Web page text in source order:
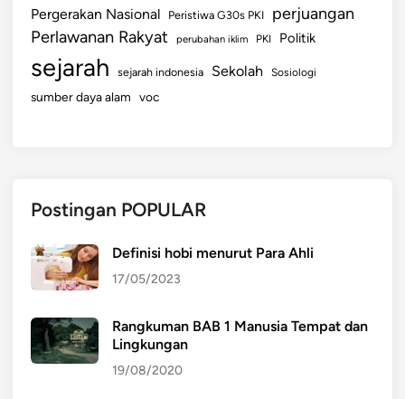
Pergerakan Nasional Peristiwa G30s PKI perjuangan
Perlawanan Rakyat perubahan iklim PKI Politik
sejarah sejarah indonesia Sekolah Sosiologi
sumber daya alam voc
Postingan POPULAR
Definisi hobi menurut Para Ahli
17/05/2023
Rangkuman BAB 1 Manusia Tempat dan
Lingkungan
19/08/2020